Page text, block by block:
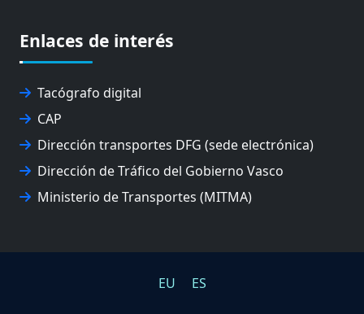
FEVATRANS (FEDERACIÓN VASCA DE TRANSPORTES)
FITRANS
GIZLOGA
JUNTA ARBITRAL DEL TRANSPORTE DE GIPUZKOA
MONDRAGÓN UNIBERTSITATEA
UPV/EHU
Enlaces de interés
Tacógrafo digital
CAP
Dirección transportes DFG (sede electrónica)
Dirección de Tráfico del Gobierno Vasco
Ministerio de Transportes (MITMA)
EU ES